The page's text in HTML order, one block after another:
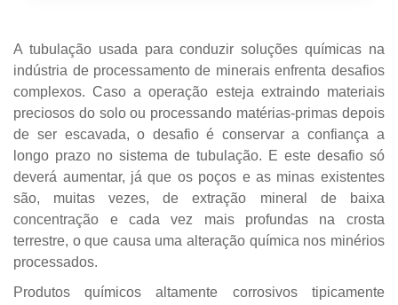
A tubulação usada para conduzir soluções químicas na
indústria de processamento de minerais enfrenta desafios
complexos. Caso a operação esteja extraindo materiais
preciosos do solo ou processando matérias-primas depois
de ser escavada, o desafio é conservar a confiança a
longo prazo no sistema de tubulação. E este desafio só
deverá aumentar, já que os poços e as minas existentes
são, muitas vezes, de extração mineral de baixa
concentração e cada vez mais profundas na crosta
terrestre, o que causa uma alteração química nos minérios
processados.
Produtos químicos altamente corrosivos tipicamente